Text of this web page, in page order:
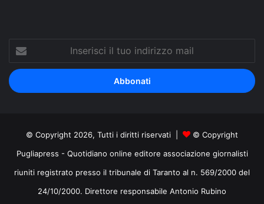
tuo
indirizzo
mail
© Copyright 2026, Tutti i diritti riservati |
© Copyright
Pugliapress - Quotidiano online editore associazione giornalisti
riuniti registrato presso il tribunale di Taranto al n. 569/2000 del
24/10/2000. Direttore responsabile Antonio Rubino